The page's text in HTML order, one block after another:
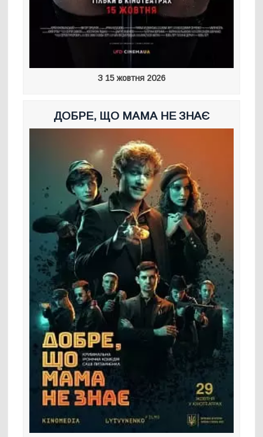
З 15 жовтня 2026
ДОБРЕ, ЩО МАМА НЕ ЗНАЄ